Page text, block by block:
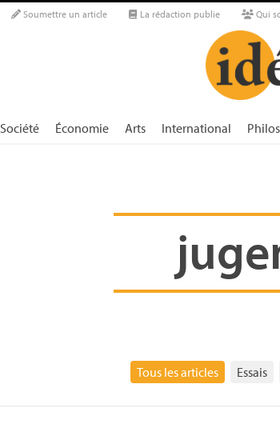
Soumettre un article La rédaction publie Qui
Société Économie Arts International
Tous les articles Essais